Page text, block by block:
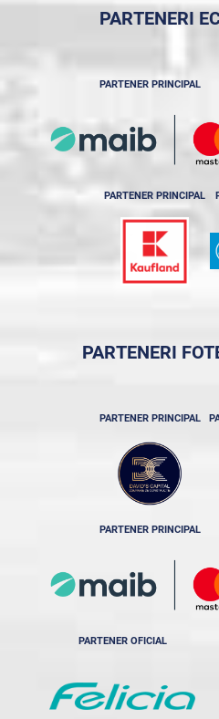
PARTENERI
PARTENER PRINCIPAL
PARTENER PRINCIPAL
PARTENERI
PARTENER PRINCIPAL
PARTENER PRINCIPAL
PARTENER OFICIAL